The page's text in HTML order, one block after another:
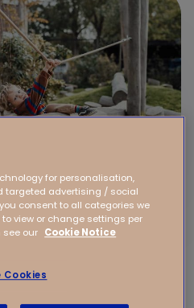
vrijheid, bewegen
Ze spelen buiten
weer op en leren voor
for personalisation,
targeted advertising / social
consent to all categories we
view or change settings per
see our Cookie Notice
Cookies